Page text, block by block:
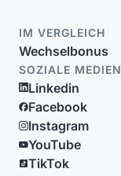
IM VERGLEICH
Wechselbonus
SOZIALE MEDIEN
Linkedin
Facebook
Instagram
YouTube
TikTok